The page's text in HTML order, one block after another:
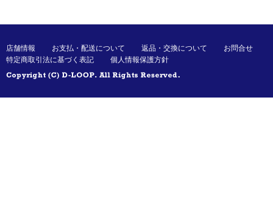
店舗情報 お支払・配送について 返品・交換について
お問合せ
特定商取引法に基づく表記
個人情報保護方針